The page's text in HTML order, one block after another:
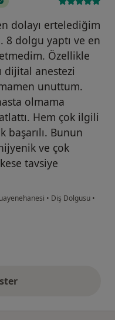
dolayı ertelediğim
dolgu yaptı ve en
Özellikle
dijital anestezi
unuttum.
olmama
Hem çok ilgili
başarılı. Bunun
ve çok
tavsiye
• Diş Dolgusu •
görüşler